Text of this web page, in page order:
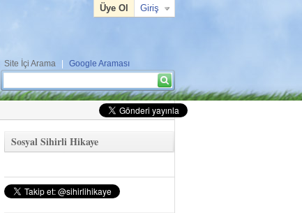
Üye Ol Giriş
Site İçi Arama Google Araması
Arama formu
Sosyal Sihirli Hikaye